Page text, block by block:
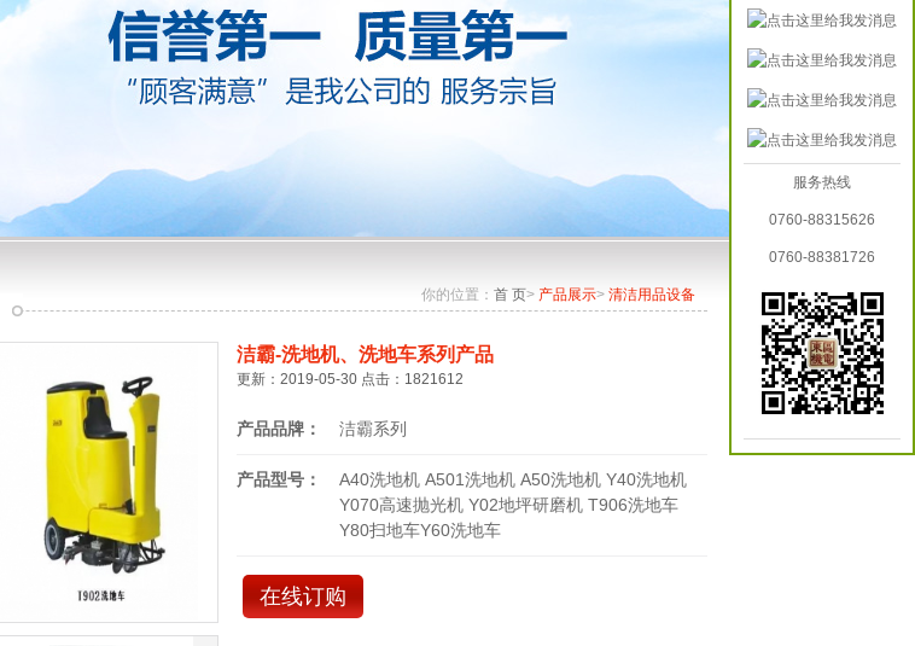
你的位置： 首 页> 产品展示> 清洁用品设备
洁霸-洗地机、洗地车系列产品
更新：2019-05-30 点击：1821612
产品品牌： 洁霸系列
产品型号：
A40洗地机 A501洗地机 A50洗地机 Y40洗地机
Y070高速抛光机 Y02地坪研磨机 T906洗地车
Y80扫地车Y60洗地车
在线订购
服务热线
0760-88315626
0760-88381726